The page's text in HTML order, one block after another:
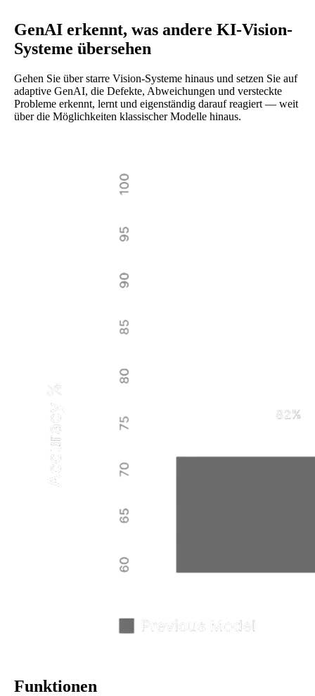
GenAI erkennt, was andere KI-Vision-
Systeme übersehen
Gehen Sie über starre Vision-Systeme hinaus und setzen Sie auf
adaptive GenAI, die Defekte, Abweichungen und versteckte
Probleme erkennt, lernt und eigenständig darauf reagiert — weit
über die Möglichkeiten klassischer Modelle hinaus.
Funktionen